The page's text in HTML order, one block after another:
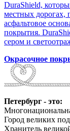
DuraShield,
местных дорогах,
асфальтовое
покрытия.
сером и
Окрасочное
Петербург - это:
Город великих
Хранитель